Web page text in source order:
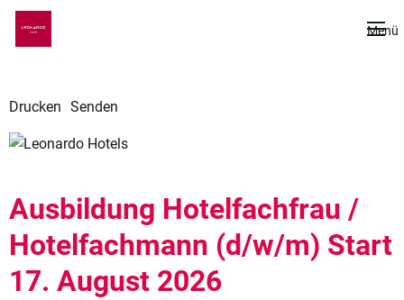
Menü
Drucken Senden
Ausbildung Hotelfachfrau /
Hotelfachmann (d/w/m) Start
17. August 2026